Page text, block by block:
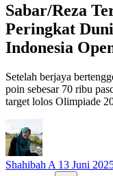
Sabar/Reza
Peringkat
Indonesia
Setelah berjaya
poin sebesar 70 ribu
target lolos Olimpiade
Shahibah A 13 Juni